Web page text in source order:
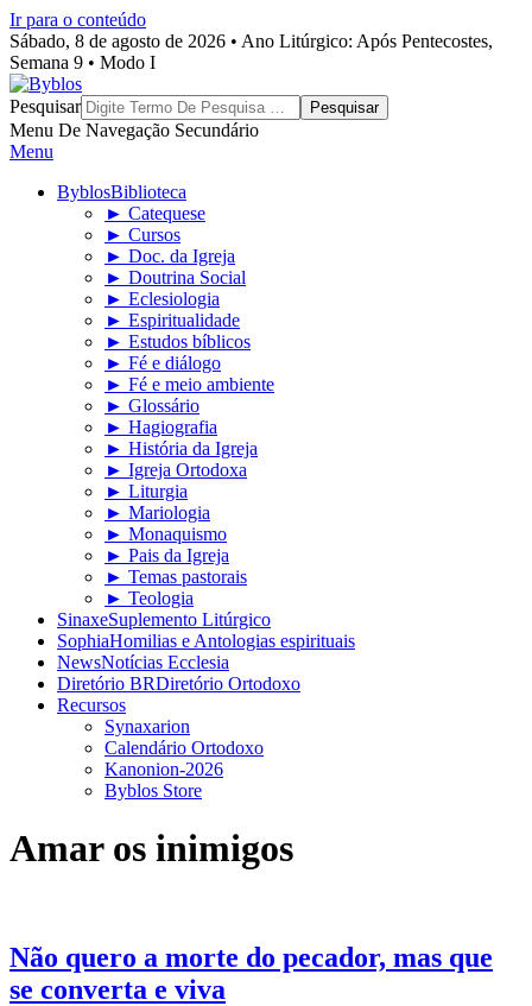
Ir para o conteúdo
Sábado, 8 de agosto de 2026 • Ano Litúrgico: Após Pentecostes,
Semana 9 • Modo I
Byblos
Pesquisar
Menu De Navegação Secundário
Menu
ByblosBiblioteca
► Catequese
► Cursos
► Doc. da Igreja
► Doutrina Social
► Eclesiologia
► Espiritualidade
► Estudos bíblicos
► Fé e diálogo
► Fé e meio ambiente
► Glossário
► Hagiografia
► História da Igreja
► Igreja Ortodoxa
► Liturgia
► Mariologia
► Monaquismo
► Pais da Igreja
► Temas pastorais
► Teologia
SinaxeSuplemento Litúrgico
SophiaHomilias e Antologias espirituais
NewsNotícias Ecclesia
Diretório BRDiretório Ortodoxo
Recursos
Synaxarion
Calendário Ortodoxo
Kanonion-2026
Byblos Store
Amar os inimigos
Não quero a morte do pecador, mas que
se converta e viva